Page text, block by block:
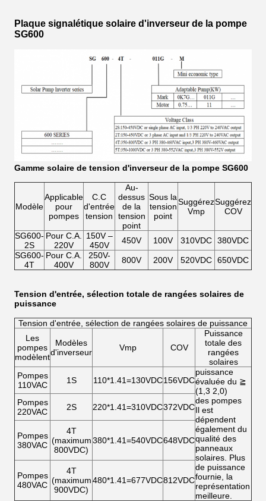
Plaque signalétique solaire d'inverseur de la pompe
SG600
Gamme solaire de tension d'inverseur de la pompe SG600
Modèle
Applicable
pour
pompes
C.C
d'entrée
tension
Au-
dessus
de la
tension
point
Sous la
tension
point
Suggérez
Vmp
Suggérez
COV
SG600-
2S
Pour C.A.
220V
150V –
450V
450V 100V 310VDC 380VDC
SG600-
4T
Pour C.A.
400V
250V-
800V
800V 200V 520VDC 650VDC
Tension d'entrée, sélection totale de rangées solaires de
puissance
Tension d'entrée, sélection de rangées solaires de puissance
Les
pompes
modèlent
Modèles
d'inverseur
Vmp COV
Puissance
totale des
rangées
solaires
Pompes
110VAC
1S 110*1.41=130VDC156VDC
puissance
évaluée du ≧
(1,3 2,0)
des pompes
Il est
dépendent
également du
qualité des
panneaux
solaires. Plus
de puissance
fournie, la
représentation
meilleure.
Pompes
220VAC
2S 220*1.41=310VDC372VDC
Pompes
380VAC
4T
(maximum
800VDC)
380*1.41=540VDC648VDC
Pompes
480VAC
4T
(maximum
900VDC)
480*1.41=677VDC812VDC